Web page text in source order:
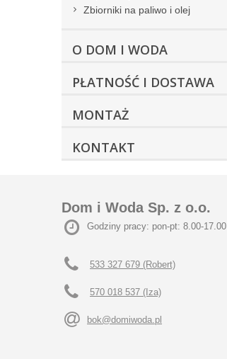
Zbiorniki na paliwo i olej
O DOM I WODA
PŁATNOŚĆ I DOSTAWA
MONTAŻ
KONTAKT
Dom i Woda Sp. z o.o.
Godziny pracy: pon-pt: 8.00-17.00
533 327 679 (Robert)
570 018 537 (Iza)
bok@domiwoda.pl